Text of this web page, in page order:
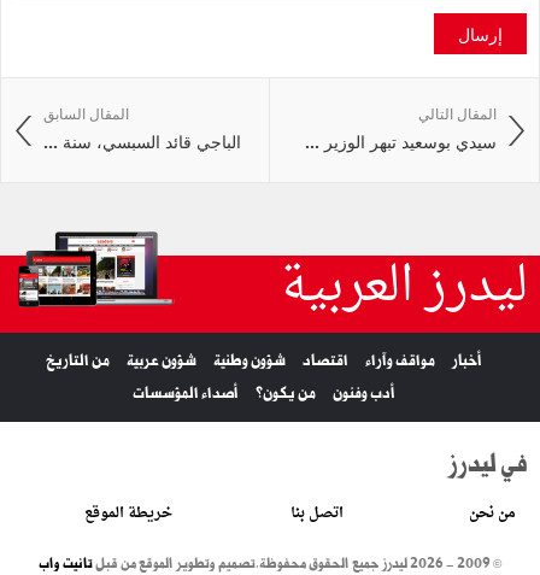
إرسال
المقال السابق
الباجي قائد السبسي، سنة ...
المقال التالي
سيدي بوسعيد تبهر الوزير ...
ليدرز العربية
أخبار مواقف وآراء اقتصاد شؤون وطنية شؤون عربية
من التاريخ
أدب وفنون
من يكون؟ أصداء المؤسسات
في ليدرز
من نحن اتصل بنا خريطة الموقع
© 2009 - 2026 ليدرز جميع الحقوق محفوظة. تصميم وتطوير الموقع من قبلتانيت واب